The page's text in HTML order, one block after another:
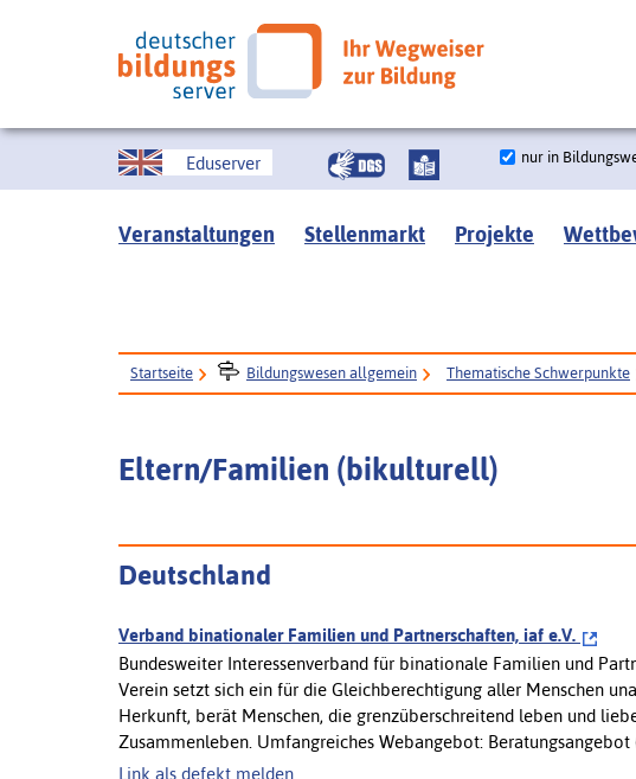
Eduserver nur in
Veranstaltungen Stellenmarkt Projekte
Startseite Bildungswesen allgemein Thematische Schwerpunkte
Eltern/Familien (bikulturell)
Deutschland
Verband binationaler Familien und Partnerschaften, iaf e.V.
Bundesweiter Interessenverband für binationale Familien und
Verein setzt sich ein für die Gleichberechtigung aller Menschen
Herkunft, berät Menschen, die grenzüberschreitend leben und
Zusammenleben. Umfangreiches Webangebot: Beratungsangebot
Link als defekt melden